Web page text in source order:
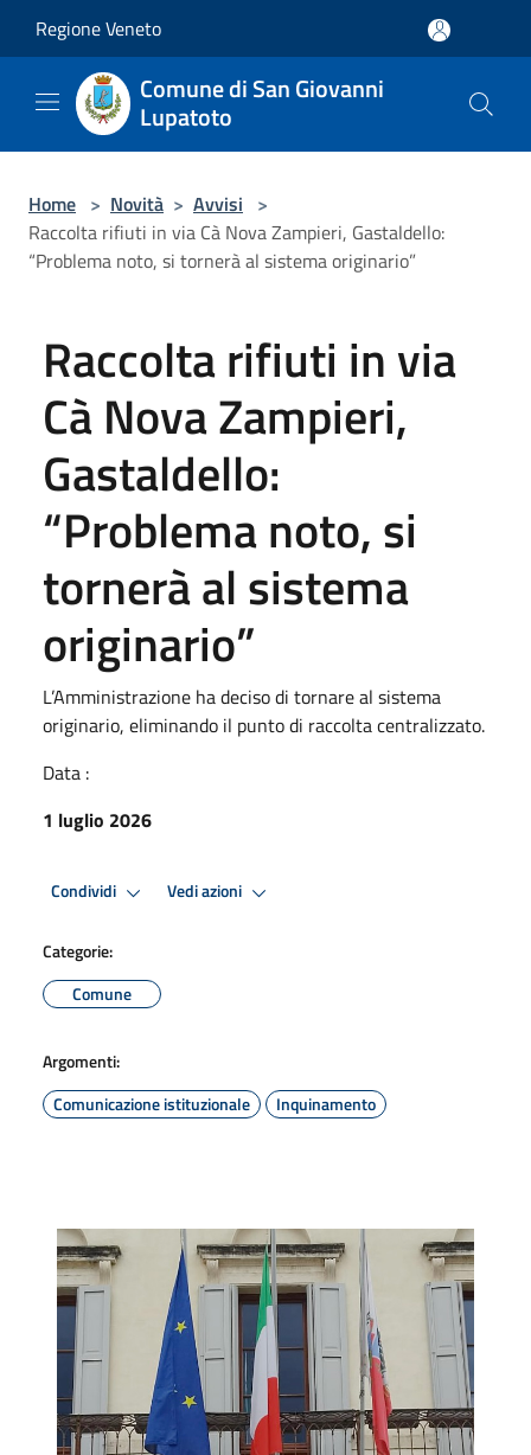
Regione Veneto
Comune di San Giovanni
Lupatoto
Home > Novità > Avvisi >
Raccolta rifiuti in via Cà Nova Zampieri, Gastaldello:
“Problema noto, si tornerà al sistema originario”
Raccolta rifiuti in via
Cà Nova Zampieri,
Gastaldello:
“Problema noto, si
tornerà al sistema
originario”
L’Amministrazione ha deciso di tornare al sistema
originario, eliminando il punto di raccolta centralizzato.
Data :
1 luglio 2026
Condividi Vedi azioni
Categorie:
Comune
Argomenti:
Comunicazione istituzionale
Inquinamento